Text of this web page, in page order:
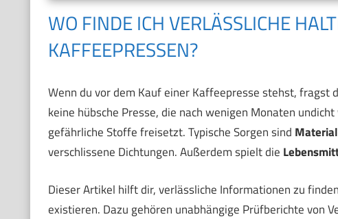
WO FINDE ICH VERLÄSSLICHE
KAFFEEPRESSEN?
Wenn du vor dem Kauf einer Kaffeepresse stehst, fragst
keine hübsche Presse, die nach wenigen Monaten
gefährliche Stoffe freisetzt. Typische Sorgen sind
verschlissene Dichtungen. Außerdem spielt die
Dieser Artikel hilft dir, verlässliche Informationen zu
existieren. Dazu gehören unabhängige Prüfberichte von